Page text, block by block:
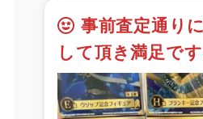
事前査定通り
して頂き満足です